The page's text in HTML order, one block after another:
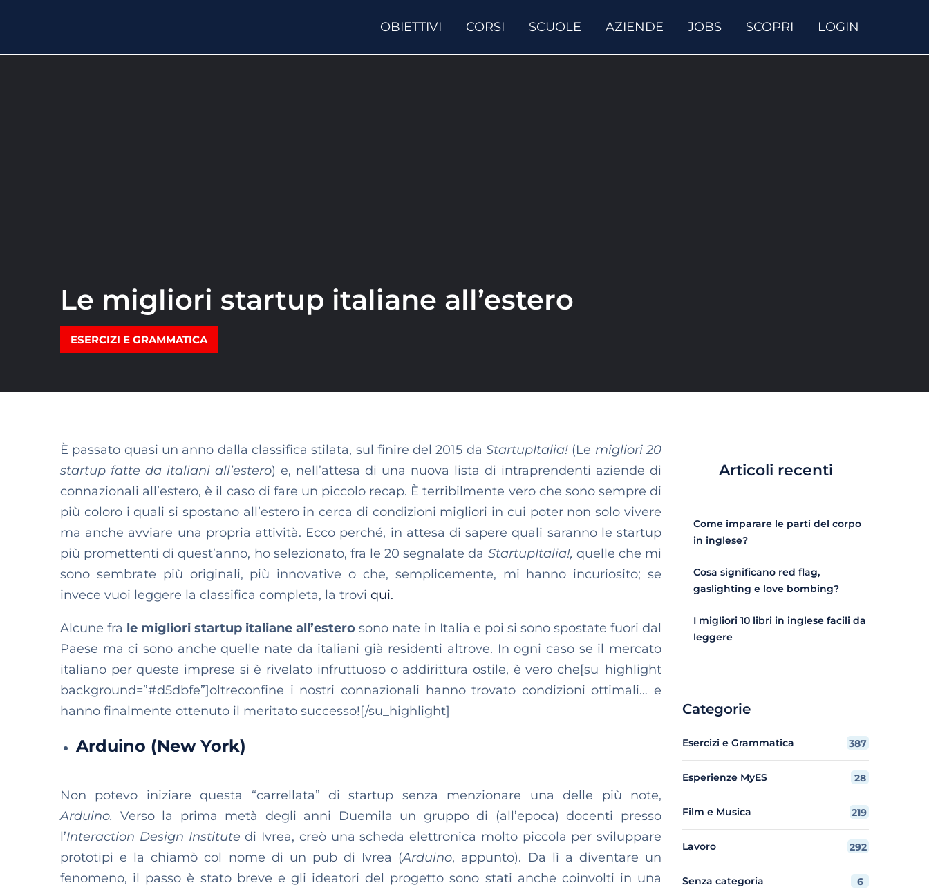
OBIETTIVI CORSI SCUOLE AZIENDE JOBS SCOPRI LOGIN
Le migliori startup italiane all’estero
ESERCIZI E GRAMMATICA
È passato quasi un anno dalla classifica stilata, sul finire del 2015 daStartupItalia! (Le migliori 20
startup fatte da italiani all’estero) e, nell’attesa di una nuova lista di intraprendenti aziende di
connazionali all’estero, è il caso di fare un piccolo recap. È terribilmente vero che sono sempre di
più coloro i quali si spostano all’estero in cerca di condizioni migliori in cui poter non solo vivere
ma anche avviare una propria attività. Ecco perché, in attesa di sapere quali saranno le startup
più promettenti di quest’anno, ho selezionato, fra le 20 segnalate da StartupItalia!, quelle che mi
sono sembrate più originali, più innovative o che, semplicemente, mi hanno incuriosito; se
invece vuoi leggere la classifica completa, la trovi qui.
Alcune fra le migliori startup italiane all’esterosono nate in Italia e poi si sono spostate fuori dal
Paese ma ci sono anche quelle nate da italiani già residenti altrove. In ogni caso se il mercato
italiano per queste imprese si è rivelato infruttuoso o addirittura ostile, è vero che[su_highlight
background=”#d5dbfe”]oltreconfine i nostri connazionali hanno trovato condizioni ottimali… e
hanno finalmente ottenuto il meritato successo![/su_highlight]
Arduino (New York)
Non potevo iniziare questa “carrellata” di startup senza menzionare una delle più note,
Arduino. Verso la prima metà degli anni Duemila un gruppo di (all’epoca) docenti presso
l’Interaction Design Institute di Ivrea, creò una scheda elettronica molto piccola per sviluppare
prototipi e la chiamò col nome di un pub di Ivrea (Arduino, appunto). Da lì a diventare un
fenomeno, il passo è stato breve e gli ideatori del progetto sono stati anche coinvolti in una
Articoli recenti
Come imparare le parti del corpo
in inglese?
Cosa significano red flag,
gaslighting e love bombing?
I migliori 10 libri in inglese facili da
leggere
Categorie
Esercizi e Grammatica 387
Esperienze MyES 28
Film e Musica 219
Lavoro 292
Senza categoria 6